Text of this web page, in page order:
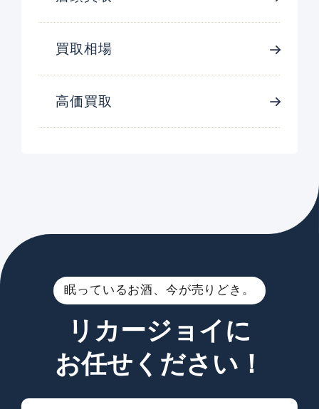
買取相場
高価買取
眠っているお酒、今が売りどき。
リカージョイに
お任せください！